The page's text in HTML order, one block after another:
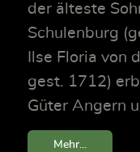
der älteste
Schulenburg
Ilse Floria von
gest. 1712)
Güter Angern
Mehr...